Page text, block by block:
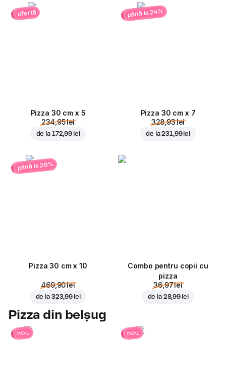
ofertă
Pizza 30 cm x 5
234,95 lei
de la 172,99 lei
până la 24%
Pizza 30 cm x 7
328,93 lei
de la231,99 lei
până la 26%
Pizza 30 cm x 10
469,90 lei
de la 323,99 lei
Combo pentru copii cu
pizza
36,97 lei
de la 28,99 lei
Pizza din belșug
nou nou